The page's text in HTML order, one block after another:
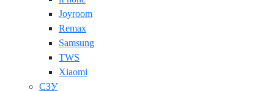
Joyroom
Remax
Samsung
TWS
Xiaomi
СЗУ